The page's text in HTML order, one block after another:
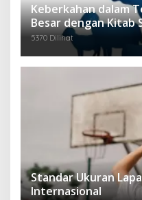
Keberkahan dalam
Besar dengan Kitab
5370 Dilihat
Standar Ukuran
Internasional